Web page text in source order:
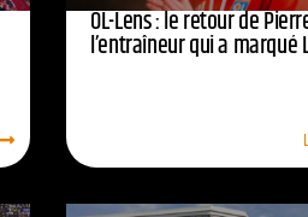
OL-Lens : le retour de
l’entraîneur qui a marqué